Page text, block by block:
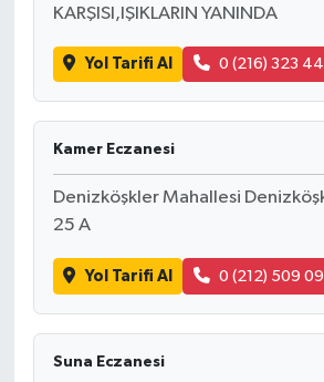
KARŞISI,IŞIKLARIN YANINDA
Yol Tarifi Al 0 (216) 323 44
Kamer Eczanesi
Denizköşkler Mahallesi
25 A
Yol Tarifi Al 0 (212) 509
Suna Eczanesi